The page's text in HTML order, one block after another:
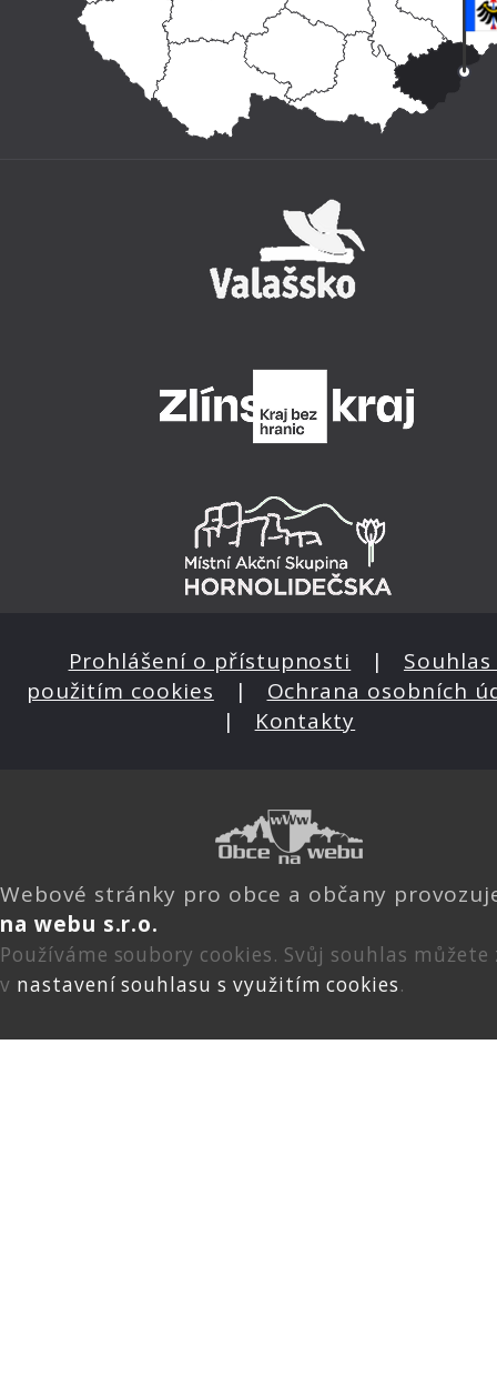
Prohlášení o přístupnosti | Souhlas
použitím cookies | Ochrana osobních
| Kontakty
Webové stránky pro obce a občany
na webu s.r.o.
Používáme soubory cookies. Svůj souhlas
v nastavení souhlasu s využitím cookies.